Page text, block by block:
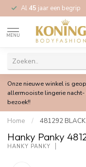
Al 45 jaar een begrip
MENU
Onze nieuwe winkel is
allermooiste lingerie
bezoek!!
Home / 481292 BLACK
Hanky Panky
HANKY PANKY